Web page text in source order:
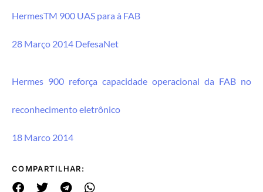
HermesTM 900 UAS para à FAB
28 Março 2014 DefesaNet
Hermes 900 reforça capacidade operacional da FAB no
reconhecimento eletrônico
18 Marco 2014
COMPARTILHAR: